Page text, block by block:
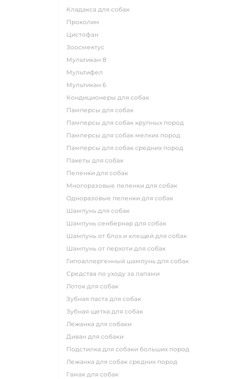
кладакса для собак
проколин
цистофан
зоосмектус
мультикан 8
мультифел
мультикан 6
кондиционеры для собак
памперсы для собак
памперсы для собак крупных пород
памперсы для собак мелких пород
памперсы для собак средних пород
пакеты для собак
пеленки для собак
многоразовые пеленки для собак
одноразовые пеленки для собак
шампунь для собак
шампунь сенбернар для собак
шампунь от блох и клещей для собак
шампунь от перхоти для собак
гипоаллергенный шампунь для собак
средства по уходу за лапами
лоток для собак
зубная паста для собак
зубная щетка для собак
лежанка для собаки
диван для собаки
подстилка для собаки больших пород
лежанка для собак средних пород
гамак для собак